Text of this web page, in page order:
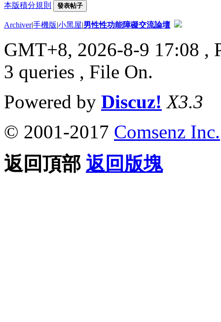
本版積分規則 發表帖子
Archiver|手機版|小黑屋|男性性功能障礙交流論壇
GMT+8, 2026-8-9 17:08 ,
3 queries , File On.
Powered by Discuz! X3.3
© 2001-2017 Comsenz Inc.
返回頂部 返回版塊